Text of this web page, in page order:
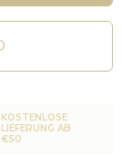
KOSTENLOSE
LIEFERUNG AB
€50